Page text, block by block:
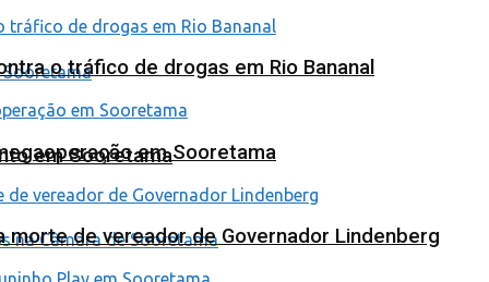
em Sooretama
o tráfico de drogas em Rio Bananal
em Sooretama
de vereador de Governador Lindenberg